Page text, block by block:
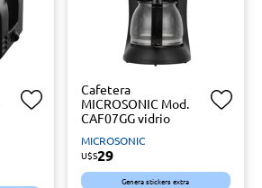
Cafetera
MICROSONIC Mod.
CAF07GG vidrio
MICROSONIC
U$S29
Genera stickers extra